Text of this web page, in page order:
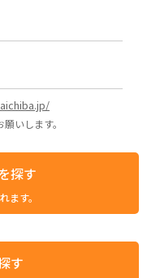
いします。
探す
ます。
す